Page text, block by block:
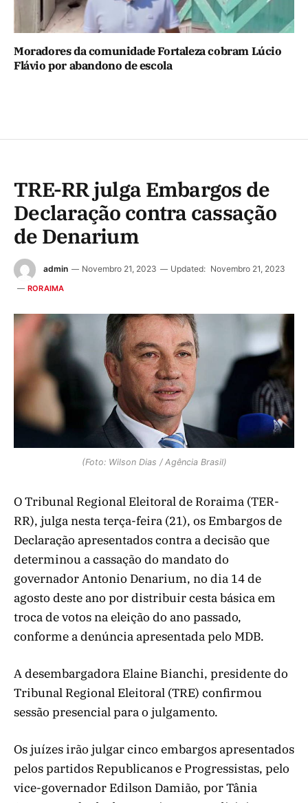
Moradores da comunidade Fortaleza cobram Lúcio
Flávio por abandono de escola
TRE-RR julga Embargos de
Declaração contra cassação
de Denarium
admin Novembro 21, 2023 Updated: Novembro 21, 2023
RORAIMA
(Foto: Wilson Dias / Agência Brasil)
O Tribunal Regional Eleitoral de Roraima (TER-
RR), julga nesta terça-feira (21), os Embargos de
Declaração apresentados contra a decisão que
determinou a cassação do mandato do
governador Antonio Denarium, no dia 14 de
agosto deste ano por distribuir cesta básica em
troca de votos na eleição do ano passado,
conforme a denúncia apresentada pelo MDB.
A desembargadora Elaine Bianchi, presidente do
Tribunal Regional Eleitoral (TRE) confirmou
sessão presencial para o julgamento.
Os juízes irão julgar cinco embargos apresentados
pelos partidos Republicanos e Progressistas, pelo
vice-governador Edilson Damião, por Tânia